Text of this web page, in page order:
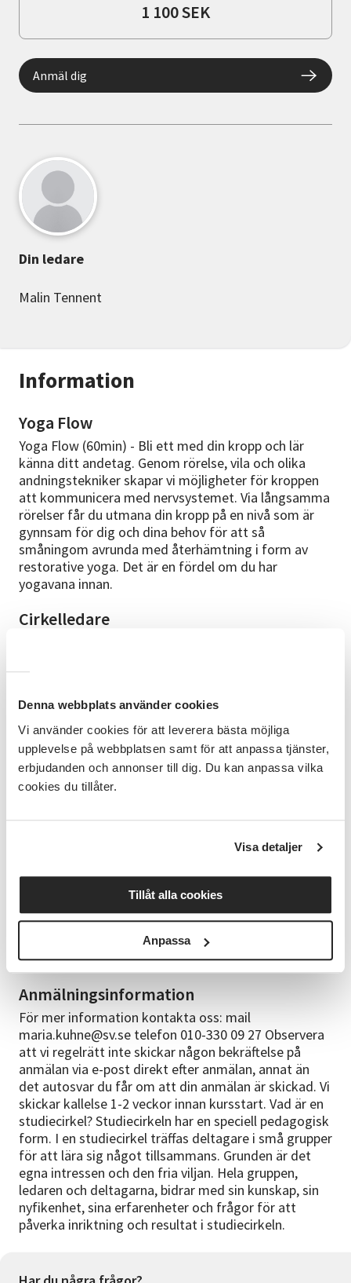
Denna webbplats använder cookies
Vi använder cookies för att leverera bästa möjliga
upplevelse på webbplatsen samt för att anpassa tjänster,
erbjudanden och annonser till dig. Du kan anpassa vilka
cookies du tillåter.
Visa detaljer
Tillåt alla cookies
Anpassa
Information
Yoga Flow
Yoga Flow (60min) - Bli ett med din kropp och lär
känna ditt andetag. Genom rörelse, vila och olika
andningstekniker skapar vi möjligheter för kroppen
att kommunicera med nervsystemet. Via långsamma
rörelser får du utmana din kropp på en nivå som är
gynnsam för dig och dina behov för att så
småningom avrunda med återhämtning i form av
restorative yoga. Det är en fördel om du har
yogavana innan.
Cirkelledare
utomlands. Idag bor Malin i Laxarby och hon driver
Stiftelser TT - 200 timmar YA - Ashtanga Vinyasa &
Yin Yoga 2015 Stiftelser TT - 200 timmar YA - Power
Vinyasa 2016 Avancerad TT - 300 timmar YA - Rocket,
Yin Yoga, Tripsicore 2016 Avancerad TT - 100 timmar
YA - Mandala Vinyasa & Shamanism 2018 Barnyoga -
Yogamatta, block och filtar finns på plats att låna.
med vattenflaska. Tänk på att ta på mjuka och
rörliga kläder. Det kan vara skönt att ta på varma
strumpor och tröja vid avslappningen.
Anmälningsinformation
För mer information kontakta oss: mail
maria.kuhne@sv.se telefon 010-330 09 27 Observera
att vi regelrätt inte skickar någon bekräftelse på
anmälan via e-post direkt efter anmälan, annat än
det autosvar du får om att din anmälan är skickad. Vi
skickar kallelse 1-2 veckor innan kursstart. Vad är en
studiecirkel? Studiecirkeln har en speciell pedagogisk
form. I en studiecirkel träffas deltagare i små grupper
för att lära sig något tillsammans. Grunden är det
egna intressen och den fria viljan. Hela gruppen,
ledaren och deltagarna, bidrar med sin kunskap, sin
nyfikenhet, sina erfarenheter och frågor för att
påverka inriktning och resultat i studiecirkeln.
1 100 SEK
Anmäl dig
Din ledare
Malin Tennent